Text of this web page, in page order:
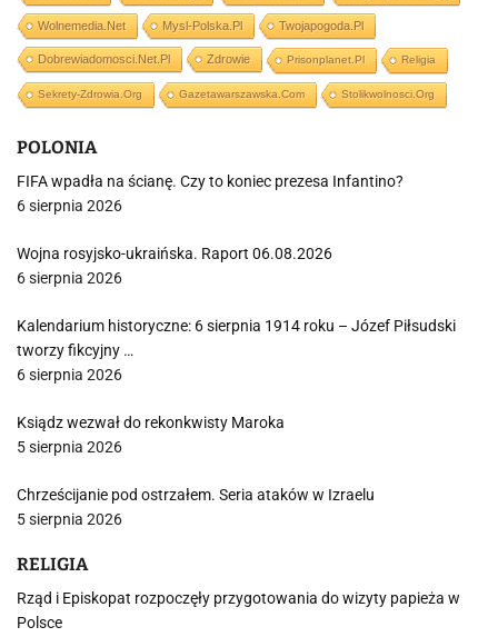
Wolnemedia.net Mysl-Polska.pl Twojapogoda.pl
Dobrewiadomosci.net.pl Zdrowie Prisonplanet.pl Religia
Sekrety-Zdrowia.org Gazetawarszawska.com Stolikwolnosci.org
POLONIA
FIFA wpadła na ścianę. Czy to koniec prezesa Infantino?
6 sierpnia 2026
Wojna rosyjsko-ukraińska. Raport 06.08.2026
6 sierpnia 2026
Kalendarium historyczne: 6 sierpnia 1914 roku – Józef Piłsudski
tworzy fikcyjny …
6 sierpnia 2026
Ksiądz wezwał do rekonkwisty Maroka
5 sierpnia 2026
Chrześcijanie pod ostrzałem. Seria ataków w Izraelu
5 sierpnia 2026
RELIGIA
Rząd i Episkopat rozpoczęły przygotowania do wizyty papieża w
Polsce